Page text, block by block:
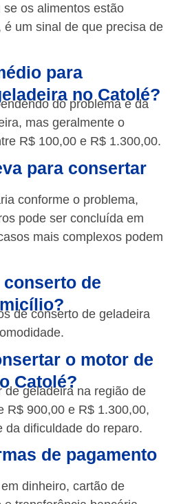
os alimentos estão
um sinal de que precisa de
para
no Catolé?
do problema e da
mas geralmente o
R$ 100,00 e R$ 1.300,00.
para consertar
conforme o problema,
pode ser concluída em
mais complexos podem
de
de conserto de geladeira
o motor de
Catolé?
de geladeira na região de
R$ 900,00 e R$ 1.300,00,
da dificuldade do reparo.
de pagamento
dinheiro, cartão de